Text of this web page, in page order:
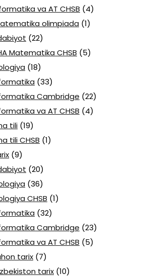
va AT CHSB (4)
olimpiada (1)
(22)
Matematika CHSB (5)
(18)
(33)
Cambridge (22)
va AT CHSB (4)
tili (19)
tili CHSB (1)
(9)
(20)
(36)
CHSB (1)
(32)
Cambridge (23)
va AT CHSB (5)
tarix (7)
tarix (10)